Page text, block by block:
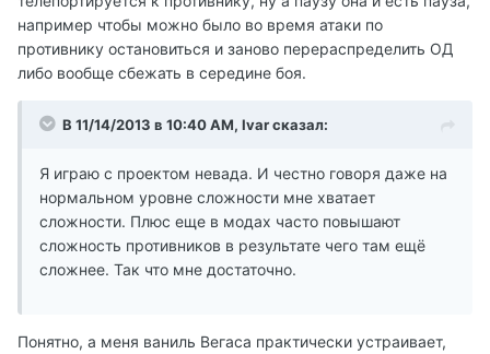
например чтобы можно было во время атаки по
противнику остановиться и заново перераспределить ОД
либо вообще сбежать в середине боя.
В 11/14/2013 в 10:40 AM, Ivar сказал:
Я играю с проектом невада. И честно говоря даже на
нормальном уровне сложности мне хватает
сложности. Плюс еще в модах часто повышают
сложность противников в результате чего там ещё
сложнее. Так что мне достаточно.
Понятно, а меня ваниль Вегаса практически устраивает,